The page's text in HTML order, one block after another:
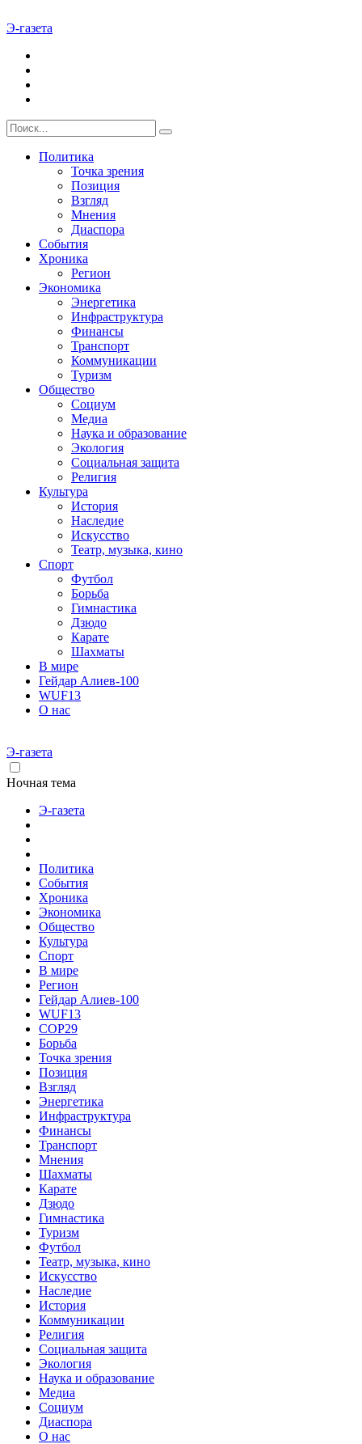
Э-газета
Политика
Точка зрения
Позиция
Взгляд
Мнения
Диаспора
События
Хроника
Регион
Экономика
Энергетика
Инфраструктура
Финансы
Транспорт
Коммуникации
Туризм
Общество
Социум
Медиа
Наука и образование
Экология
Социальная защита
Религия
Культура
История
Наследие
Искусство
Театр, музыка, кино
Спорт
Футбол
Борьба
Гимнастика
Дзюдо
Карате
Шахматы
В мире
Гейдар Алиев-100
WUF13
О нас
Э-газета
Ночная тема
Э-газета
Политика
События
Хроника
Экономика
Общество
Культура
Спорт
В мире
Регион
Гейдар Алиев-100
WUF13
COP29
Борьба
Точка зрения
Позиция
Взгляд
Энергетика
Инфраструктура
Финансы
Транспорт
Мнения
Шахматы
Карате
Дзюдо
Гимнастика
Туризм
Футбол
Театр, музыка, кино
Искусство
Наследие
История
Коммуникации
Религия
Социальная защита
Экология
Наука и образование
Медиа
Социум
Диаспора
О нас